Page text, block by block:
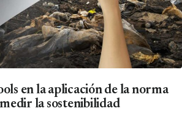
en la aplicación de la norma
la sostenibilidad